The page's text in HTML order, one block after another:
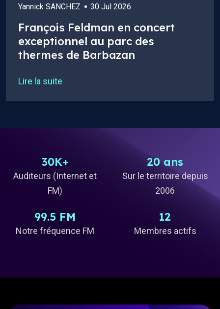
Yannick SANCHEZ 30 Jul 2026
François Feldman en concert
exceptionnel au parc des
thermes de Barbazan
Lire la suite
30K+
Auditeurs (Internet et
FM)
20 ans
Sur le territoire depuis
2006
99.5 FM
Notre fréquence FM
12
Membres actifs